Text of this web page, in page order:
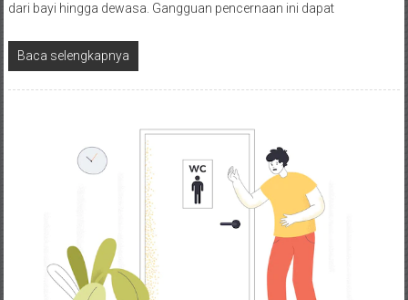
dari bayi hingga dewasa. Gangguan pencernaan ini dapat
Baca selengkapnya